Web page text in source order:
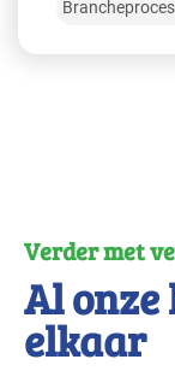
Verder met
Al
elkaar